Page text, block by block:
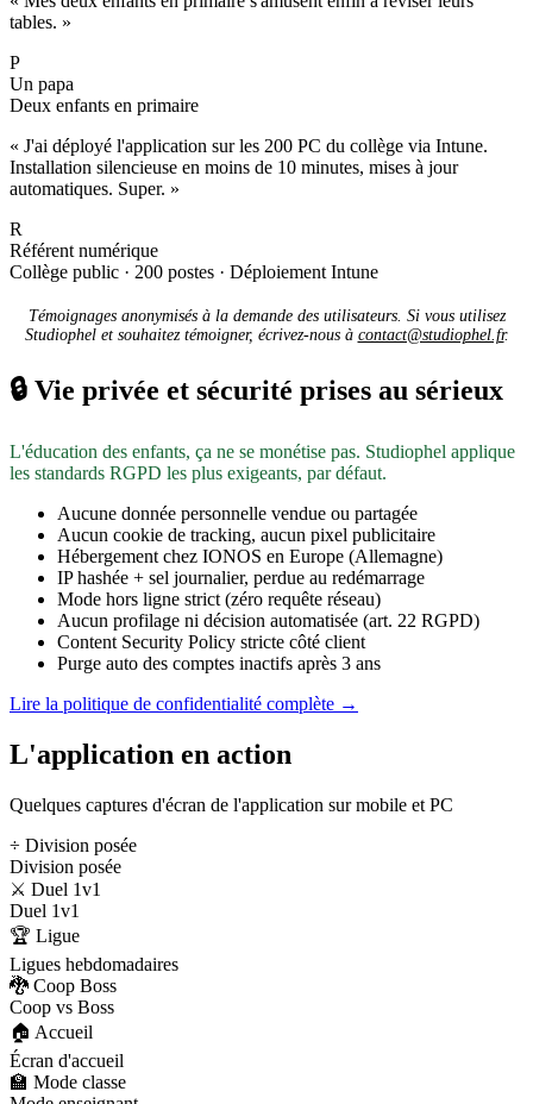
tables. »
P
Un papa
Deux enfants en primaire
« J'ai déployé l'application sur les 200 PC du collège via Intune.
Installation silencieuse en moins de 10 minutes, mises à jour
automatiques. Super. »
R
Référent numérique
Collège public · 200 postes · Déploiement Intune
Témoignages anonymisés à la demande des utilisateurs. Si vous utilisez
Studiophel et souhaitez témoigner, écrivez-nous à contact@studiophel.fr.
🔒 Vie privée et sécurité prises au sérieux
L'éducation des enfants, ça ne se monétise pas. Studiophel applique
les standards RGPD les plus exigeants, par défaut.
Aucune donnée personnelle vendue ou partagée
Aucun cookie de tracking, aucun pixel publicitaire
Hébergement chez IONOS en Europe (Allemagne)
IP hashée + sel journalier, perdue au redémarrage
Mode hors ligne strict (zéro requête réseau)
Aucun profilage ni décision automatisée (art. 22 RGPD)
Content Security Policy stricte côté client
Purge auto des comptes inactifs après 3 ans
Lire la politique de confidentialité complète →
L'application en action
Quelques captures d'écran de l'application sur mobile et PC
÷ Division posée
Division posée
⚔️ Duel 1v1
Duel 1v1
🏆 Ligue
Ligues hebdomadaires
🐉 Coop Boss
Coop vs Boss
🏠 Accueil
Écran d'accueil
🏫 Mode classe